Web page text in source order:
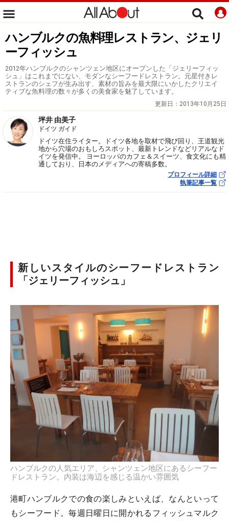
ハンブルクの魚料理レストラン、ジェリ
ーフィッシュ
2012年ハンブルクのシャンツェン地区にオープンした「ジェリーフィッ
シュ」はこれまでにない、モダンなシーフードレストラン。元星付きレ
ストランのシェフが生み出す、素材の旨みを最大限にいかしたクリエイ
ティブな魚料理の数々が多くの美食家を魅了しています。
更新日： 2013年10月25日
坪井 由美子
ドイツ ガイド
ドイツ在住ライター。ドイツ各地を取材で飛び回り、王道観光
地から穴場のおもしろスポット、最新トレンドなどリアルなド
イツを発信中。 ヨーロッパのカフェ＆スイーツ、食文化にも精
通しており、日本のメディアへの寄稿多数。
プロフィール詳細
執筆記事一覧
新しいスタイルのシーフードレストラン
「ジェリーフィッシュ」
ハンブルクの人気エリア、シャンツェン地区にあるシーフー
ドレストラン。内装は海辺を感じる温かい雰囲気
港町ハンブルクでの食の楽しみといえば、なんといって
もシーフード。毎週日曜日に開かれるフィッシュマルク